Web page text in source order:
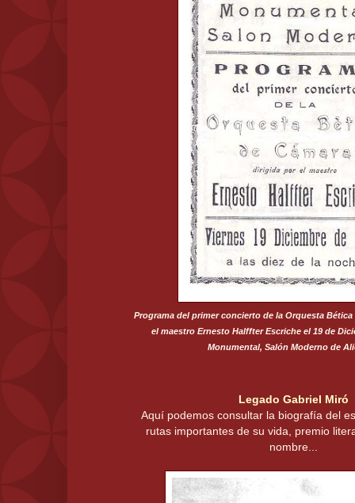
Programa del primer concierto de la Orquesta
el maestro Ernesto Halffter Escriche el 19 de
Monumental, Salón Moderno de
Legado Gabriel Miró
Aquí podemos consultar la biografía del
rutas importantes de su vida, premio
nombre...